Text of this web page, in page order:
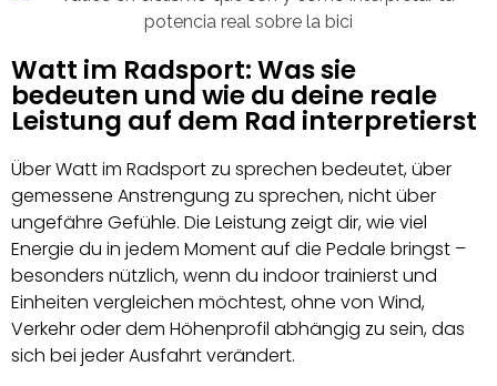
Watt im Radsport: Was sie
bedeuten und wie du deine reale
Leistung auf dem Rad interpretierst
Über Watt im Radsport zu sprechen bedeutet, über
gemessene Anstrengung zu sprechen, nicht über
ungefähre Gefühle. Die Leistung zeigt dir, wie viel
Energie du in jedem Moment auf die Pedale bringst –
besonders nützlich, wenn du indoor trainierst und
Einheiten vergleichen möchtest, ohne von Wind,
Verkehr oder dem Höhenprofil abhängig zu sein, das
sich bei jeder Ausfahrt verändert.